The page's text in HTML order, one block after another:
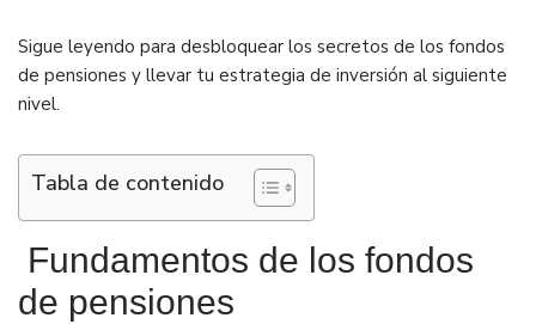
Sigue leyendo para desbloquear los secretos de los fondos
de pensiones y llevar tu estrategia de inversión al siguiente
nivel.
Tabla de contenido
Fundamentos de los fondos
de pensiones